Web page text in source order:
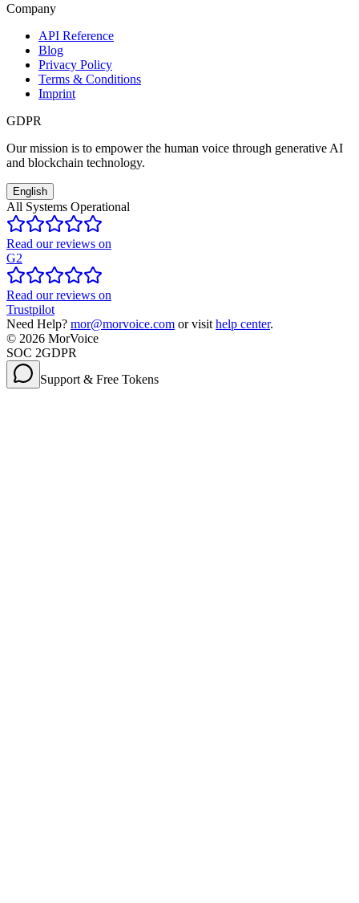
Company
API Reference
Blog
Privacy Policy
Terms & Conditions
Imprint
GDPR
Our mission is to empower the human voice through generative AI
and blockchain technology.
English
All Systems Operational
Read our reviews on
G2
Read our reviews on
Trustpilot
Need Help? mor@morvoice.com or visit help center.
© 2026 MorVoice
SOC 2GDPR
Support & Free Tokens